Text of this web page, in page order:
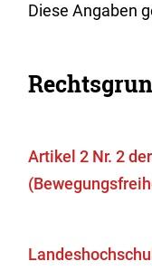
Diese Angaben
Artikel 2 Nr. 2